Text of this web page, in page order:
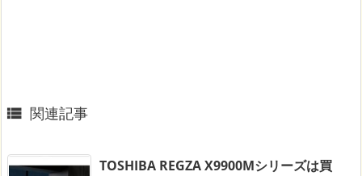
 関連記事
TOSHIBA REGZA X9900Mシリーズは買